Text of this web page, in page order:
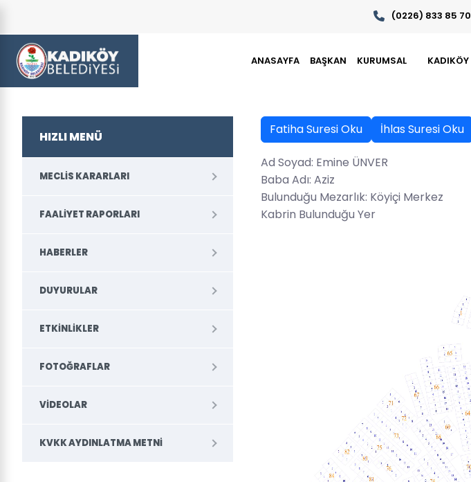
(0226) 833 85 70
ANASAYFA BAŞKAN KURUMSAL KADIKÖY
Fatiha Suresi Oku İhlas Suresi Oku
Ad Soyad: Emine ÜNVER
Baba Adı: Aziz
Bulunduğu Mezarlık: Köyiçi Merkez
Kabrin Bulunduğu Yer
HIZLI MENÜ
MECLIS KARARLARI
FAALIYET RAPORLARI
HABERLER
DUYURULAR
ETKINLIKLER
FOTOĞRAFLAR
VIDEOLAR
KVKK AYDINLATMA METNI